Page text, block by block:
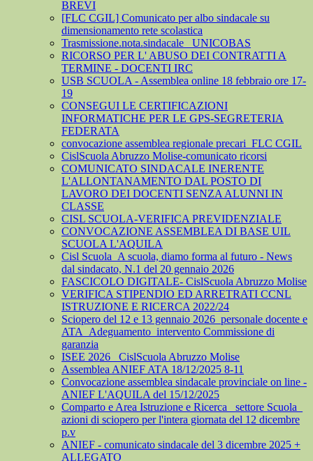
BREVI
[FLC CGIL] Comunicato per albo sindacale su
dimensionamento rete scolastica
Trasmissione.nota.sindacale _UNICOBAS
RICORSO PER L' ABUSO DEI CONTRATTI A
TERMINE - DOCENTI IRC
USB SCUOLA - Assemblea online 18 febbraio ore 17-
19
CONSEGUI LE CERTIFICAZIONI
INFORMATICHE PER LE GPS-SEGRETERIA
FEDERATA
convocazione assemblea regionale precari_FLC CGIL
CislScuola Abruzzo Molise-comunicato ricorsi
COMUNICATO SINDACALE INERENTE
L'ALLONTANAMENTO DAL POSTO DI
LAVORO DEI DOCENTI SENZA ALUNNI IN
CLASSE
CISL SCUOLA-VERIFICA PREVIDENZIALE
CONVOCAZIONE ASSEMBLEA DI BASE UIL
SCUOLA L'AQUILA
Cisl Scuola_A scuola, diamo forma al futuro - News
dal sindacato, N.1 del 20 gennaio 2026
FASCICOLO DIGITALE- CislScuola Abruzzo Molise
VERIFICA STIPENDIO ED ARRETRATI CCNL
ISTRUZIONE E RICERCA 2022/24
Sciopero del 12 e 13 gennaio 2026_personale docente e
ATA_Adeguamento_intervento Commissione di
garanzia
ISEE 2026_ CislScuola Abruzzo Molise
Assemblea ANIEF ATA 18/12/2025 8-11
Convocazione assemblea sindacale provinciale on line -
ANIEF L'AQUILA del 15/12/2025
Comparto e Area Istruzione e Ricerca_ settore Scuola_
azioni di sciopero per l'intera giornata del 12 dicembre
p.v
ANIEF - comunicato sindacale del 3 dicembre 2025 +
ALLEGATO